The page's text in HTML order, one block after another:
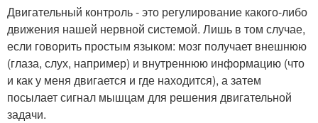
Двигательный контроль - это регулирование какого-либо
движения нашей нервной системой. Лишь в том случае,
если говорить простым языком: мозг получает внешнюю
(глаза, слух, например) и внутреннюю информацию (что
и как у меня двигается и где находится), а затем
посылает сигнал мышцам для решения двигательной
задачи.